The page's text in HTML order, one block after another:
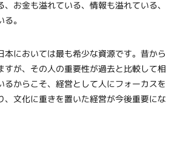
、お金も溢れている、情報も溢れている、
。
本においては最も希少な資源です。昔から
すが、その人の重要性が過去と比較して相
るからこそ、経営として人にフォーカスを
、文化に重きを置いた経営が今後重要にな